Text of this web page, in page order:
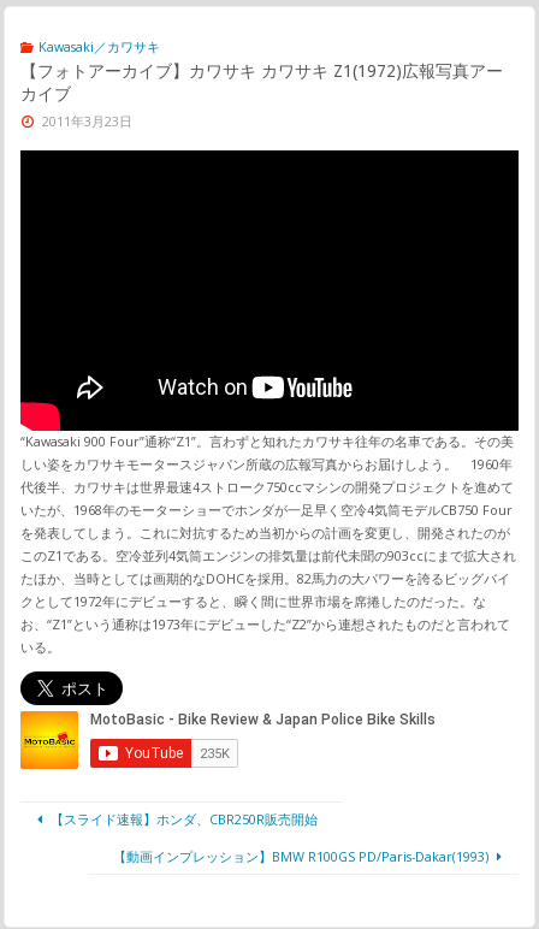
Kawasaki／カワサキ
【フォトアーカイブ】カワサキ カワサキ Z1(1972)広報写真アー
カイブ
2011年3月23日
“Kawasaki 900 Four”通称“Z1”。言わずと知れたカワサキ往年の名車である。その美
しい姿をカワサキモータースジャパン所蔵の広報写真からお届けしよう。 1960年
代後半、カワサキは世界最速4ストローク750ccマシンの開発プロジェクトを進めて
いたが、1968年のモーターショーでホンダが一足早く空冷4気筒モデルCB750 Four
を発表してしまう。これに対抗するため当初からの計画を変更し、開発されたのが
このZ1である。空冷並列4気筒エンジンの排気量は前代未聞の903ccにまで拡大され
たほか、当時としては画期的なDOHCを採用。82馬力の大パワーを誇るビッグバイ
クとして1972年にデビューすると、瞬く間に世界市場を席捲したのだった。な
お、“Z1”という通称は1973年にデビューした“Z2”から連想されたものだと言われて
いる。
【スライド速報】ホンダ、CBR250R販売開始
【動画インプレッション】BMW R100GS PD/Paris-Dakar(1993)